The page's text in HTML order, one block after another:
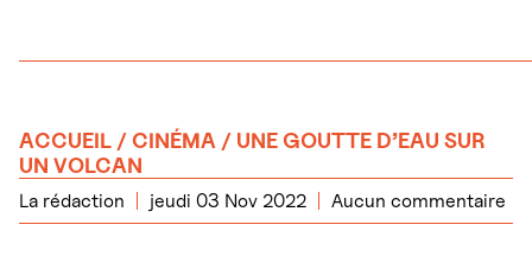
ACCUEIL /CINÉMA / UNE GOUTTE D’EAU SUR
UN VOLCAN
La rédaction jeudi 03 Nov 2022 Aucun commentaire